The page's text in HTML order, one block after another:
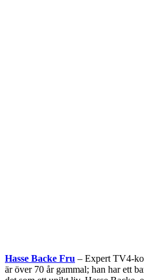
Hasse Backe Fru – Expert TV4-
är över 70 år gammal; han har ett